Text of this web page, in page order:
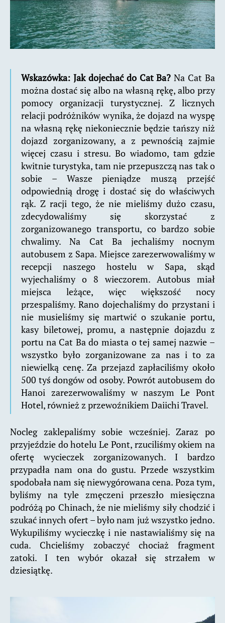
Wskazówka: Jak dojechać do Cat Ba? Na Cat Ba
można dostać się albo na własną rękę, albo przy
pomocy organizacji turystycznej. Z licznych
relacji podróżników wynika, że dojazd na wyspę
na własną rękę niekoniecznie będzie tańszy niż
dojazd zorganizowany, a z pewnością zajmie
więcej czasu i stresu. Bo wiadomo, tam gdzie
kwitnie turystyka, tam nie przepuszczą nas tak o
sobie – Wasze pieniądze muszą przejść
odpowiednią drogę i dostać się do właściwych
rąk. Z racji tego, że nie mieliśmy dużo czasu,
zdecydowaliśmy się skorzystać z
zorganizowanego transportu, co bardzo sobie
chwalimy. Na Cat Ba jechaliśmy nocnym
autobusem z Sapa. Miejsce zarezerwowaliśmy w
recepcji naszego hostelu w Sapa, skąd
wyjechaliśmy o 8 wieczorem. Autobus miał
miejsca leżące, więc większość nocy
przespaliśmy. Rano dojechaliśmy do przystani i
nie musieliśmy się martwić o szukanie portu,
kasy biletowej, promu, a następnie dojazdu z
portu na Cat Ba do miasta o tej samej nazwie –
wszystko było zorganizowane za nas i to za
niewielką cenę. Za przejazd zapłaciliśmy około
500 tyś dongów od osoby. Powrót autobusem do
Hanoi zarezerwowaliśmy w naszym Le Pont
Hotel, również z przewoźnikiem Daiichi Travel.
Nocleg zaklepaliśmy sobie wcześniej. Zaraz po
przyjeździe do hotelu Le Pont, rzuciliśmy okiem na
ofertę wycieczek zorganizowanych. I bardzo
przypadła nam ona do gustu. Przede wszystkim
spodobała nam się niewygórowana cena. Poza tym,
byliśmy na tyle zmęczeni przeszło miesięczna
podróżą po Chinach, że nie mieliśmy siły chodzić i
szukać innych ofert – było nam już wszystko jedno.
Wykupiliśmy wycieczkę i nie nastawialiśmy się na
cuda. Chcieliśmy zobaczyć chociaż fragment
zatoki. I ten wybór okazał się strzałem w
dziesiątkę.